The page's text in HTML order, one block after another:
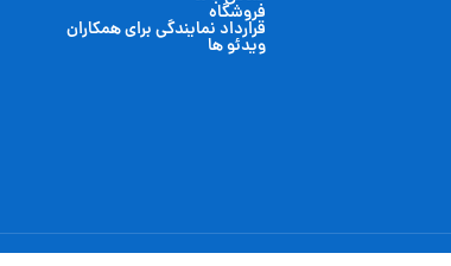
فروشگاه
قرارداد نمایندگی برای همکاران
ویدئو ها